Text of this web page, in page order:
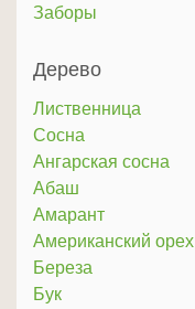
Заборы
Дерево
Лиственница
Сосна
Ангарская сосна
Абаш
Амарант
Американский орех
Береза
Бук